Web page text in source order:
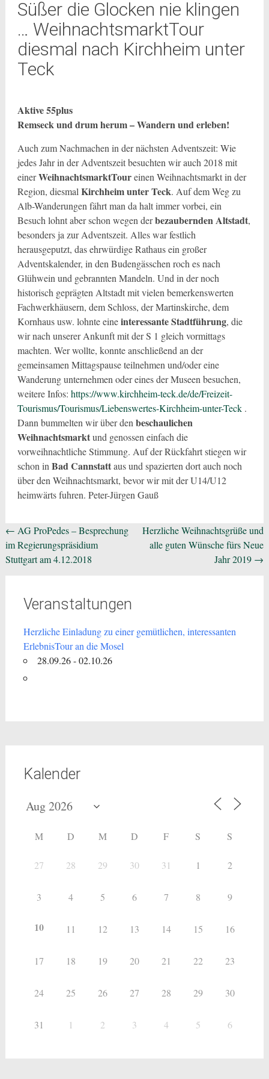
Süßer die Glocken nie klingen
… WeihnachtsmarktTour
diesmal nach Kirchheim unter
Teck
Aktive 55plus
Remseck und drum herum – Wandern und erleben!
Auch zum Nachmachen in der nächsten Adventszeit: Wie
jedes Jahr in der Adventszeit besuchten wir auch 2018 mit
einerWeihnachtsmarktToureinen Weihnachtsmarkt in der
Region, diesmal Kirchheim unter Teck. Auf dem Weg zu
Alb-Wanderungen fährt man da halt immer vorbei, ein
Besuch lohnt aber schon wegen derbezaubernden Altstadt,
besonders ja zur Adventszeit. Alles war festlich
herausgeputzt, das ehrwürdige Rathaus ein großer
Adventskalender, in den Budengässchen roch es nach
Glühwein und gebrannten Mandeln. Und in der noch
historisch geprägten Altstadt mit vielen bemerkenswerten
Fachwerkhäusern, dem Schloss, der Martinskirche, dem
Kornhaus usw. lohnte eineinteressante Stadtführung, die
wir nach unserer Ankunft mit der S 1 gleich vormittags
machten. Wer wollte, konnte anschließend an der
gemeinsamen Mittagspause teilnehmen und/oder eine
Wanderung unternehmen oder eines der Museen besuchen,
weitere Infos: https://www.kirchheim-teck.de/de/Freizeit-
Tourismus/Tourismus/Liebenswertes-Kirchheim-unter-Teck.
Dann bummelten wir über den beschaulichen
Weihnachtsmarktund genossen einfach die
vorweihnachtliche Stimmung. Auf der Rückfahrt stiegen wir
schon in Bad Cannstattaus und spazierten dort auch noch
über den Weihnachtsmarkt, bevor wir mit der U14/U12
heimwärts fuhren. Peter-Jürgen Gauß
Beitragsnavigation
← AG ProPedes – Besprechung
im Regierungspräsidium
Stuttgart am 4.12.2018
Herzliche Weihnachtsgrüße und
alle guten Wünsche fürs Neue
Jahr 2019 →
Veranstaltungen
Herzliche Einladung zu einer gemütlichen, interessanten
ErlebnisTour an die Mosel
28.09.26 - 02.10.26
Kalender
M D M D F S S
27 28 29 30 31 1 2
3 4 5 6 7 8 9
10 11 12 13 14 15 16
17 18 19 20 21 22 23
24 25 26 27 28 29 30
31 1 2 3 4 5 6